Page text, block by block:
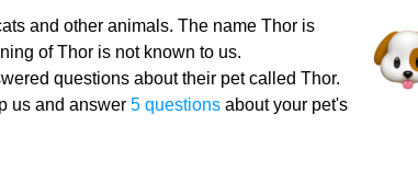
and other animals. The name Thor is
of Thor is not known to us.
questions about their pet called Thor.
us and answer 5 questionsabout your pet's